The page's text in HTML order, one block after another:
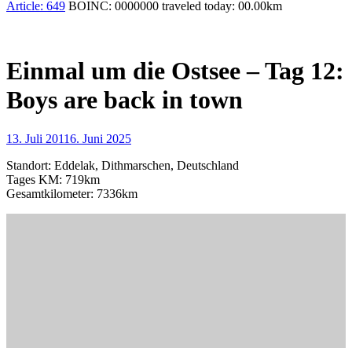
Article: 649 BOINC: 0000000 traveled today: 00.00km
Einmal um die Ostsee – Tag 12:
Boys are back in town
13. Juli 20116. Juni 2025
Standort: Eddelak, Dithmarschen, Deutschland
Tages KM: 719km
Gesamtkilometer: 7336km